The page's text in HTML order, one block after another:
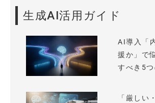
生成AI活用ガイド
AI導入「
援か」で
すべき5つ
「厳しい